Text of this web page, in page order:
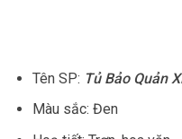
Tên SP: Tủ Bảo Quản
Màu sắc: Đen